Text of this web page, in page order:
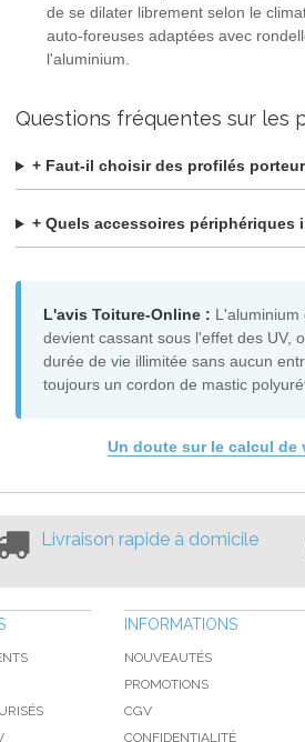
de se dilater librement selon le
auto-foreuses adaptées avec
l'aluminium.
Questions fréquentes sur les
+ Faut-il choisir des profilés
+ Quels accessoires
L'avis Toiture-Online : L'aluminium
devient cassant sous l'effet des UV,
durée de vie illimitée sans aucun
toujours un cordon de mastic
Un doute sur le calcul
Livraison rapide à domicile
INFORMATIONS
NOUVEAUTÉS
PROMOTIONS
CGV
CONFIDENTIALITÉ